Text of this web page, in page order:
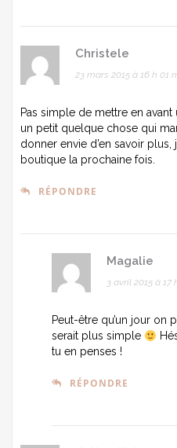
Christele
23 mars 2015 à 16 h 01
Pas simple de mettre en
un petit quelque chose qui
donner envie d’en savoir plus,
boutique la prochaine fois.
RÉPONDRE
Magalie
3 avril 2015 à 17
Peut-être qu’un jour on
serait plus simple
tu en penses !
RÉPONDRE